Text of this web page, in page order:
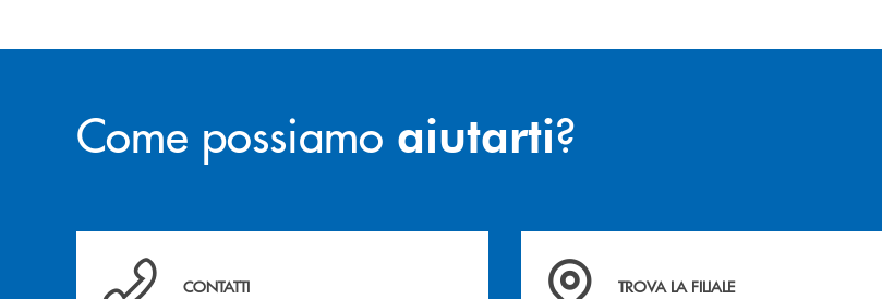
Come possiamo aiutarti?
Per ogni necessità compila il form e noi ti richiamiamo
CONTATTI
La&nbsp; Filiale &nbsp;vicina a te. &nbsp;
TROVA LA FILIALE